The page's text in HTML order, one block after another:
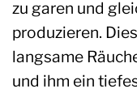
zu garen und
produzieren.
langsame
und ihm ein